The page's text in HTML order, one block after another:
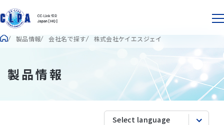
製品情報 会社名で探す 株式会社ケイエスジェイ
製品情報